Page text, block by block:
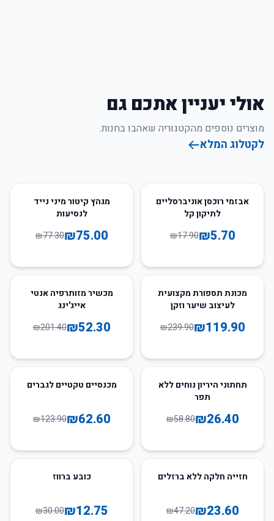
אולי יעניין אתכם גם
מוצרים נוספים מהקטגוריה שאהבו בחנות.
לקטלוג המלא
68%אבזמי רוכסן אוניברסליים
לתיקון קל
₪5.70
₪17.90
מגהץ קיטור מיני נייד
לנסיעות
₪75.00
₪77.30
50
מכונת תספורת מקצועית
לעיצוב שיער וזקן
₪119.90
₪239.90
74
מכשיר מזותרפיה אנטי
אייג'ינג
₪52.30
₪201.40
55
תחתוני היריון נוחים ללא
תפר
₪26.40
₪58.80
49
מכנסיים טקטיים לגברים
₪62.60
₪123.90
50
חזייה חלקה ללא ברזלים
₪23.60
₪47.20
כובע ברווז
₪12.75
₪30.00